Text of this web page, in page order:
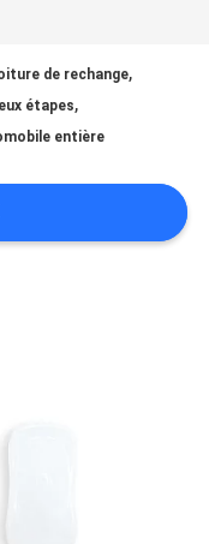
de rechange,
étapes,
entière